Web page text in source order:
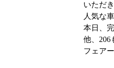
いただ
人気な
本日、
他、206
フェア